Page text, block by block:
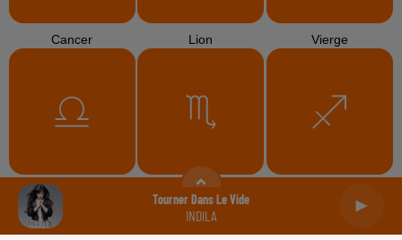
Tourner Dans Le Vide
INDILA
Cancer Lion Vierge
Balance Scorpion